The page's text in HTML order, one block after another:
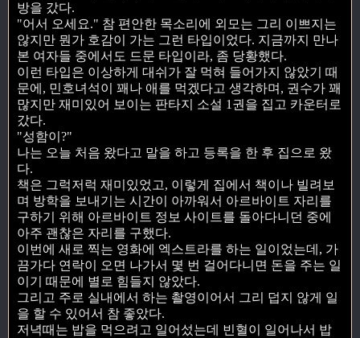
방을 갔다.
"어서 오세요." 참 편안한 목소리에 외모는 그리 이쁘지는
않지만 뭔가 호감이 가는 그런 타입이었다. 지금까지 만나
본 여자들 중에서도 드문 타입이라, 좀 당황했다.
이런 타입은 이상하게 대쉬가 잘 먹혀 들어가지 않았기 때
문에, 민호녀석이 꽤나 애를 먹겠다고 생각하며, 권수가 꽤
많지만 재미있어 보이는 판타지 소설 1권을 집고 카운터로
갔다.
"성함이?"
나는 오늘 처음 왔다고 말을 하고 등록을 한 후 집으로 왔
다.
책은 그럭저럭 재미있었고, 이렇게 집에서 책이나 빌려보
며 방학을 보내기는 시간이 아까워서 아르바이트 자리를
구하기 위해 아르바이트 정보 사이트를 돌아다니던 중에
아주 괜찮은 자리를 구했다.
이번에 새로 찍는 영화에 엑스트라를 하는 일이었는데, 가
끔가다 연락이 오면 나가서 몇 번 걸어다니면 돈을 주는 일
이기 때문에 별로 힘들지 않았다.
그리고 주로 실내에서 하는 촬영이어서 그리 덥지 않게 일
을 할 수 있어서 참 좋았다.
저녁때는 밥을 먹으려고 일어섰는데 빈혈이 일어나서 밥